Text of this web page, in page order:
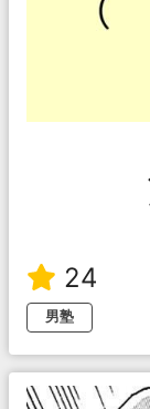
24
男塾